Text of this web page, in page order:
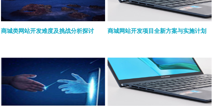
商城类网站开发难度及挑战分析探讨 商城网站开发项目全新方案与实施计划